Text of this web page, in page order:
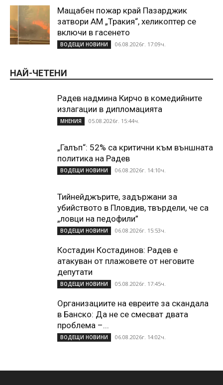
Мащабен пожар край Пазарджик
затвори АМ „Тракия“, хеликоптер се
включи в гасенето
ВОДЕЩИ НОВИНИ 06.08.2026г. 17:09ч.
НАЙ-ЧЕТЕНИ
Радев надмина Кирчо в комедийните
излагации в дипломацията
МНЕНИЯ 05.08.2026г. 15:44ч.
„Галъп“: 52% са критични към външната
политика на Радев
ВОДЕЩИ НОВИНИ 06.08.2026г. 14:10ч.
Тийнейджърите, задържани за
убийството в Пловдив, твърдели, че са
„ловци на педофили”
ВОДЕЩИ НОВИНИ 06.08.2026г. 15:53ч.
Костадин Костадинов: Радев е
атакуван от плажoвете от неговите
депутати
ВОДЕЩИ НОВИНИ 05.08.2026г. 17:45ч.
Организациите на евреите за скандала
в Банско: Да не се смесват двата
проблема –...
ВОДЕЩИ НОВИНИ 06.08.2026г. 14:02ч.